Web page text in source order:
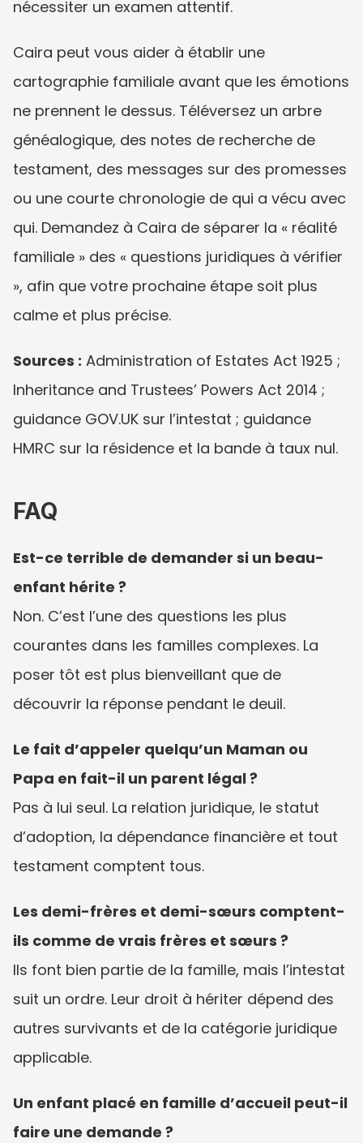
nécessiter un examen attentif.
Caira peut vous aider à établir une
cartographie familiale avant que les émotions
ne prennent le dessus. Téléversez un arbre
généalogique, des notes de recherche de
testament, des messages sur des promesses
ou une courte chronologie de qui a vécu avec
qui. Demandez à Caira de séparer la « réalité
familiale » des « questions juridiques à vérifier
», afin que votre prochaine étape soit plus
calme et plus précise.
Sources : Administration of Estates Act 1925 ;
Inheritance and Trustees’ Powers Act 2014 ;
guidance GOV.UK sur l’intestat ; guidance
HMRC sur la résidence et la bande à taux nul.
FAQ
Est-ce terrible de demander si un beau-
enfant hérite ?
Non. C’est l’une des questions les plus
courantes dans les familles complexes. La
poser tôt est plus bienveillant que de
découvrir la réponse pendant le deuil.
Le fait d’appeler quelqu’un Maman ou
Papa en fait-il un parent légal ?
Pas à lui seul. La relation juridique, le statut
d’adoption, la dépendance financière et tout
testament comptent tous.
Les demi-frères et demi-sœurs comptent-
ils comme de vrais frères et sœurs ?
Ils font bien partie de la famille, mais l’intestat
suit un ordre. Leur droit à hériter dépend des
autres survivants et de la catégorie juridique
applicable.
Un enfant placé en famille d’accueil peut-il
faire une demande ?